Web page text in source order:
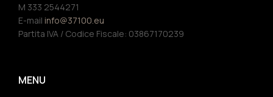
M 333 2544271
E-mail info@37100.eu
Partita IVA / Codice Fiscale: 03867170239
MENU